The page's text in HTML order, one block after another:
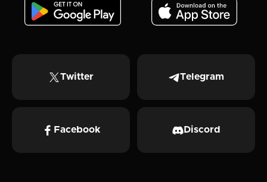
Twitter Telegram
Facebook Discord